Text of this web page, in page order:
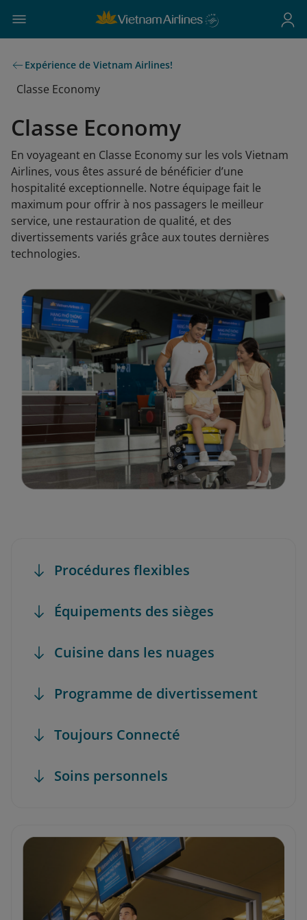
Expérience de Vietnam Airlines!
Classe Economy
Classe Economy
En voyageant en Classe Economy sur les vols Vietnam
Airlines, vous êtes assuré de bénéficier d’une
hospitalité exceptionnelle. Notre équipage fait le
maximum pour offrir à nos passagers le meilleur
service, une restauration de qualité, et des
divertissements variés grâce aux toutes dernières
technologies.
Procédures flexibles
Équipements des sièges
Cuisine dans les nuages
Programme de divertissement
Toujours Connecté
Soins personnels